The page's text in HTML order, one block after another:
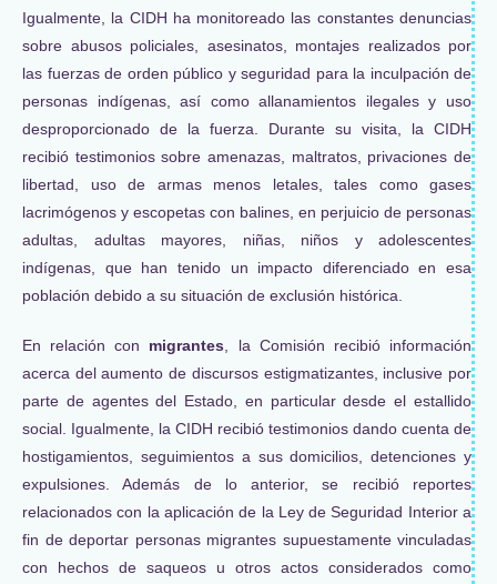
Igualmente, la CIDH ha monitoreado las constantes denuncias
sobre abusos policiales, asesinatos, montajes realizados por
las fuerzas de orden público y seguridad para la inculpación de
personas indígenas, así como allanamientos ilegales y uso
desproporcionado de la fuerza. Durante su visita, la CIDH
recibió testimonios sobre amenazas, maltratos, privaciones de
libertad, uso de armas menos letales, tales como gases
lacrimógenos y escopetas con balines, en perjuicio de personas
adultas, adultas mayores, niñas, niños y adolescentes
indígenas, que han tenido un impacto diferenciado en esa
población debido a su situación de exclusión histórica.
En relación con migrantes , la Comisión recibió información
acerca del aumento de discursos estigmatizantes, inclusive por
parte de agentes del Estado, en particular desde el estallido
social. Igualmente, la CIDH recibió testimonios dando cuenta de
hostigamientos, seguimientos a sus domicilios, detenciones y
expulsiones. Además de lo anterior, se recibió reportes
relacionados con la aplicación de la Ley de Seguridad Interior a
fin de deportar personas migrantes supuestamente vinculadas
con hechos de saqueos u otros actos considerados como